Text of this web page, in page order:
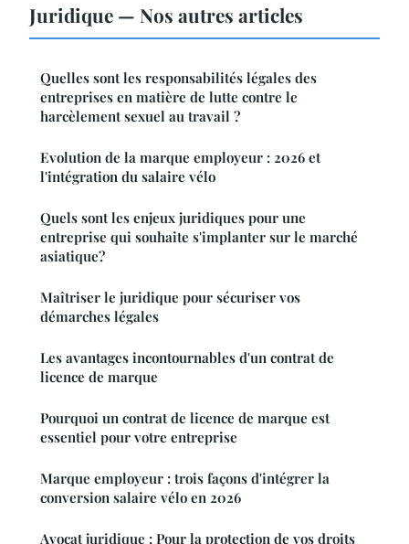
Juridique — Nos autres articles
Quelles sont les responsabilités légales des
entreprises en matière de lutte contre le
harcèlement sexuel au travail ?
Evolution de la marque employeur : 2026 et
l'intégration du salaire vélo
Quels sont les enjeux juridiques pour une
entreprise qui souhaite s'implanter sur le marché
asiatique?
Maîtriser le juridique pour sécuriser vos
démarches légales
Les avantages incontournables d'un contrat de
licence de marque
Pourquoi un contrat de licence de marque est
essentiel pour votre entreprise
Marque employeur : trois façons d'intégrer la
conversion salaire vélo en 2026
Avocat juridique : Pour la protection de vos droits